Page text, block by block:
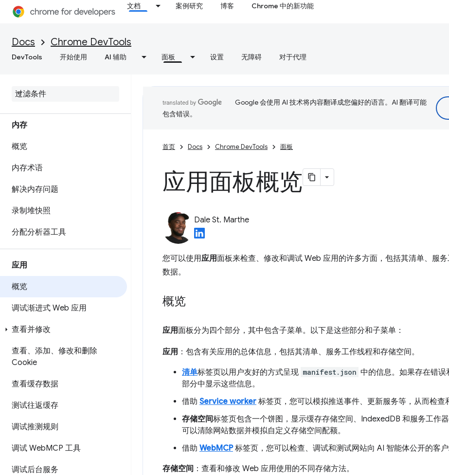
文档 案例研究 博客 Chrome 中的新功能
Docs Chrome DevTools
DevTools 开始使用 AI 辅助 面板 设置 无障碍 对于代理
获取有关网站性能的富有实用价
值的分析洞见
保存性能轨迹
优化网页速度
内存
概览
内存术语
解决内存问题
录制堆快照
分配分析器工具
应用
概览
调试渐进式 Web 应用
查看并修改
查看、添加、修改和删除
Cookie
查看缓存数据
测试往返缓存
调试推测规则
调试 WebMCP 工具
调试后台服务
Google 会使用 AI 技术将内容翻译成您偏好的语言。AI 翻译可能
包含错误。
首页 Docs Chrome DevTools 面板
应用面板概览
Dale St. Marthe
您可以使用应用面板来检查、修改和调试 Web 应用的许多方面，包括其清单、服
数据。
概览
应用面板分为四个部分，其中包含子菜单。以下是这些部分和子菜单：
应用 ：包含有关应用的总体信息，包括其清单、服务工作线程和存储空间。
清单标签页以用户友好的方式呈现 manifest.json 中的信息。如果存在错
部分中显示这些信息。
借助 Service worker 标签页，您可以模拟推送事件、更新服务等，从而检查
存储空间标签页包含一个饼图，显示缓存存储空间、IndexedDB 和服务工作
可以清除网站数据并模拟自定义存储空间配额。
借助 WebMCP标签页，您可以检查、调试和测试网站向 AI 智能体公开的客户
存储空间 ：查看和修改 Web 应用使用的不同存储方法。